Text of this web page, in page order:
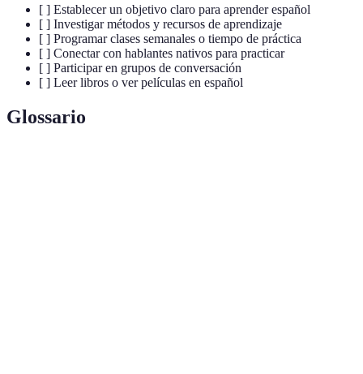
[ ] Establecer un objetivo claro para aprender español
[ ] Investigar métodos y recursos de aprendizaje
[ ] Programar clases semanales o tiempo de práctica
[ ] Conectar con hablantes nativos para practicar
[ ] Participar en grupos de conversación
[ ] Leer libros o ver películas en español
Glossario